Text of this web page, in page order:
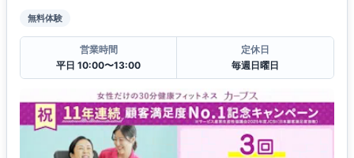
無料体験
営業時間
平日 10:00〜13:00
定休日
毎週日曜日